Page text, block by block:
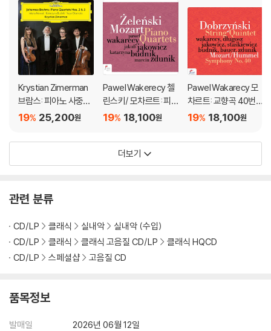
Krystian Zimerman
브람스: 피아노 사중주
2, 3번 (Brahms: Pian
3)
25,200원
19%
Pawel Wakerecy 첼
린스키/ 모차르트: 피
아노 4중주 (Zelenski:
/ Mozart: Piano Quar
tet K.478)
18,100원
19%
Pawel Wakarecy 모
차르트: 교향곡 40번
[훔멜 편곡 버전] / 도브
번 (Mozart-Humme
/ Dobrzynski: String
18,100원
19%
더보기
관련 분류
CD/LP 클래식 실내악
실내악 (수입)
CD/LP
클래식 클래식 고음질 CD/LP
클래식 HQCD
CD/LP
스페셜샵 고음질 CD
품목정보
발매일
2026년 06월 12일